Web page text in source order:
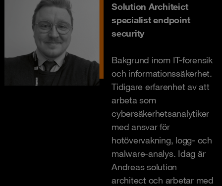
Solution Architeict
specialist endpoint
security
Bakgrund inom IT-forensik
och informationssäkerhet.
Tidigare erfarenhet av att
arbeta som
cybersäkerhetsanalytiker
med ansvar för
hotövervakning, logg- och
malware-analys. Idag är
Andreas solution
architect och arbetar med